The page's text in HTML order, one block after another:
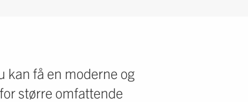
kan få en moderne og
større omfattende